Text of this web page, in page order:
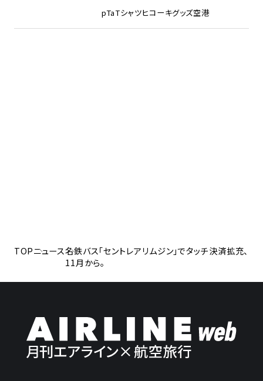
pTaTシャツヒコーキグッズ空港
TOPニュース名鉄バス「セントレアリムジン」でタッチ決済拡充、
11月から。